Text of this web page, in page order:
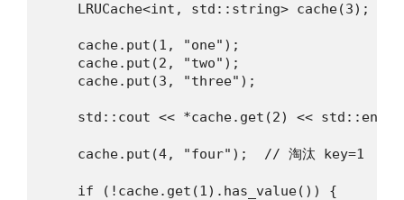
    LRUCache<int, std::string> cache(3);
    cache.put(1, "one");
    cache.put(2, "two");
    cache.put(3, "three");
std::cout << *cache.get(2) << std::endl;
    cache.put(4, "four");  // 淘汰 key=1
    if (!cache.get(1).has_value()) {